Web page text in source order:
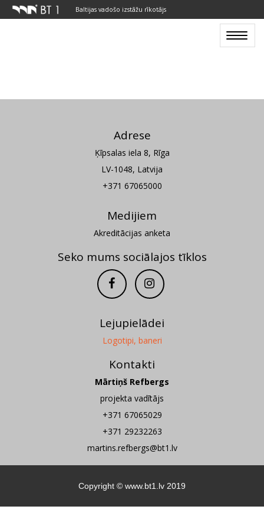
Baltijas vadošo izstāžu rīkotājs
Toggle
Adrese
Ķīpsalas iela 8, Rīga
LV-1048, Latvija
+371 67065000
Medijiem
Akreditācijas anketa
Seko mums sociālajos tīklos
Lejupielādei
Logotipi, baneri
Kontakti
Mārtiņš Refbergs
projekta vadītājs
+371 67065029
+371 29232263
martins.refbergs@bt1.lv
Copyright © www.bt1.lv 2019